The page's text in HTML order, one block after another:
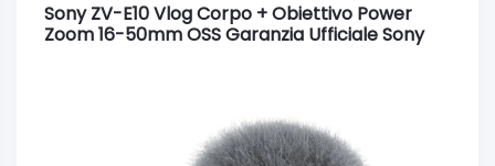
Sony ZV-E10 Vlog Corpo + Obiettivo Power
Zoom 16-50mm OSS Garanzia Ufficiale Sony